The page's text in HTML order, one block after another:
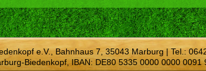
e.V., Bahnhaus 7, 35043 Marburg | Tel.:
Biedenkopf, IBAN: DE80 5335 0000 0000 0091